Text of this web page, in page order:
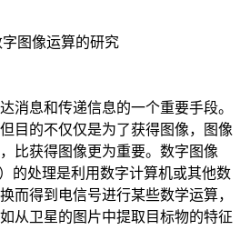
图像运算的研究
消息和传递信息的一个重要手段。
目的不仅仅是为了获得图像，图像
比获得图像更为重要。数字图像
）的处理是利用数字计算机或其他数
而得到电信号进行某些数学运算，
从卫星的图片中提取目标物的特征